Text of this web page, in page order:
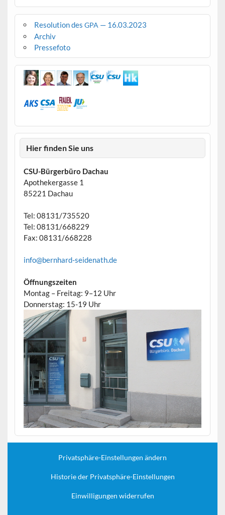
Resolution des GPA — 16.03.2023
Archiv
Pressefoto
Hier finden Sie uns
CSU-Bürgerbüro Dachau
Apothekergasse 1
85221 Dachau
Tel: 08131/735520
Tel: 08131/668229
Fax: 08131/668228
info@bernhard-seidenath.de
Öffnungszeiten
Montag – Freitag: 9–12 Uhr
Donnerstag: 15-19 Uhr
Privatsphäre-Einstellungen ändern
Historie der Privatsphäre-Einstellungen
Einwilligungen widerrufen